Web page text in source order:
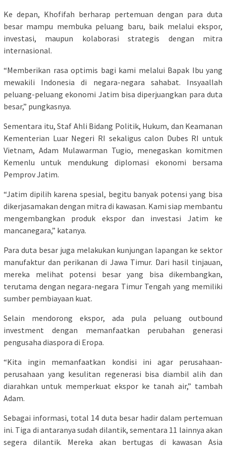
Ke depan, Khofifah berharap pertemuan dengan para duta
besar mampu membuka peluang baru, baik melalui ekspor,
investasi, maupun kolaborasi strategis dengan mitra
internasional.
“Memberikan rasa optimis bagi kami melalui Bapak Ibu yang
mewakili Indonesia di negara-negara sahabat. Insyaallah
peluang-peluang ekonomi Jatim bisa diperjuangkan para duta
besar,” pungkasnya.
Sementara itu, Staf Ahli Bidang Politik, Hukum, dan Keamanan
Kementerian Luar Negeri RI sekaligus calon Dubes RI untuk
Vietnam, Adam Mulawarman Tugio, menegaskan komitmen
Kemenlu untuk mendukung diplomasi ekonomi bersama
Pemprov Jatim.
“Jatim dipilih karena spesial, begitu banyak potensi yang bisa
dikerjasamakan dengan mitra di kawasan. Kami siap membantu
mengembangkan produk ekspor dan investasi Jatim ke
mancanegara,” katanya.
Para duta besar juga melakukan kunjungan lapangan ke sektor
manufaktur dan perikanan di Jawa Timur. Dari hasil tinjauan,
mereka melihat potensi besar yang bisa dikembangkan,
terutama dengan negara-negara Timur Tengah yang memiliki
sumber pembiayaan kuat.
Selain mendorong ekspor, ada pula peluang outbound
investment dengan memanfaatkan perubahan generasi
pengusaha diaspora di Eropa.
“Kita ingin memanfaatkan kondisi ini agar perusahaan-
perusahaan yang kesulitan regenerasi bisa diambil alih dan
diarahkan untuk memperkuat ekspor ke tanah air,” tambah
Adam.
Sebagai informasi, total 14 duta besar hadir dalam pertemuan
ini. Tiga di antaranya sudah dilantik, sementara 11 lainnya akan
segera dilantik. Mereka akan bertugas di kawasan Asia